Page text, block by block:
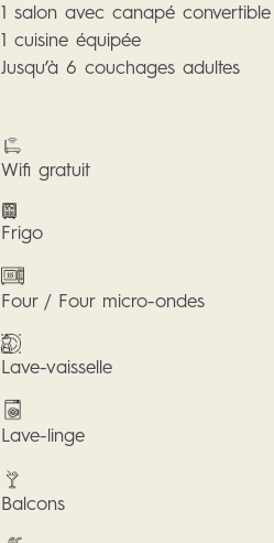
1 salon avec canapé convertible
1 cuisine équipée
Jusqu’à 6 couchages adultes
Wifi gratuit
Frigo
Four / Four micro-ondes
Lave-vaisselle
Lave-linge
Balcons